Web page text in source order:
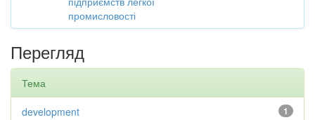
промисловості
Перегляд
Тема
1
development